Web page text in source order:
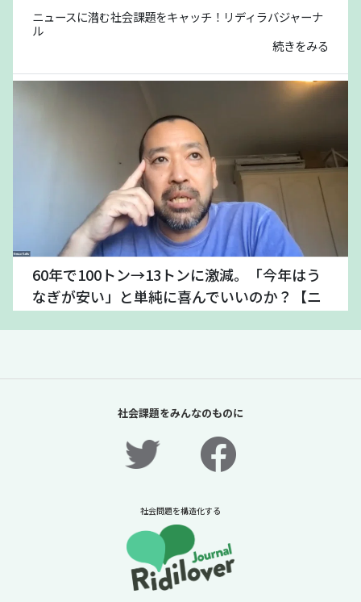
ニュースに潜む社会課題をキャッチ！リディラバジャーナ
ル
続きをみる
60年で100トン→13トンに激減。「今年はう
なぎが安い」と単純に喜んでいいのか？【ニ
ル
社会課題をみんなのものに
社会問題を構造化する